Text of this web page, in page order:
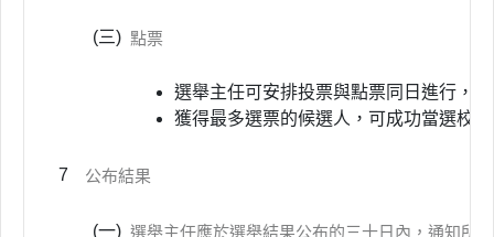
(三) 點票
選舉主任可安排投票與點票同日進行，
獲得最多選票的候選人，可成功當選校
7 公布結果
(一) 選舉主任應於選舉結果公布的三十日內，通知所